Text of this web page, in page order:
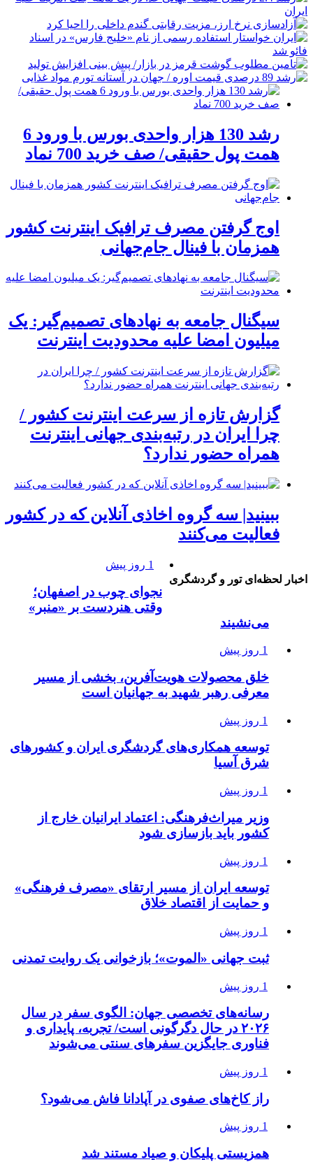
رشد 130 هزار واحدی بورس با ورود 6
همت پول حقیقی/ صف خرید 700 نماد
اوج گرفتن مصرف ترافیک اینترنت کشور
همزمان با فینال جام‌جهانی
سیگنال جامعه به نهادهای تصمیم‌گیر: یک
میلیون امضا علیه محدودیت اینترنت
گزارش تازه از سرعت اینترنت کشور /
چرا ایران در رتبه‌بندی جهانی اینترنت
همراه حضور ندارد؟
ببینید| سه گروه اخاذی آنلاین که در کشور
فعالیت می‌کنند
اخبار لحظه‌ای تور و گردشگری
1 روز پیش
نجوای چوب در اصفهان؛
وقتی هنردست بر «منبر»
می‌نشیند
1 روز پیش
خلق محصولات هویت‌آفرین، بخشی از مسیر
معرفی رهبر شهید به جهانیان است
1 روز پیش
توسعه همکاری‌های گردشگری ایران و کشورهای
شرق آسیا
1 روز پیش
وزیر میراث‌فرهنگی: اعتماد ایرانیان خارج از
کشور باید بازسازی شود
1 روز پیش
توسعه ایران از مسیر ارتقای «مصرف فرهنگی»
و حمایت از اقتصاد خلاق
1 روز پیش
ثبت جهانی «الموت»؛ بازخوانی یک روایت تمدنی
1 روز پیش
رسانه‌های تخصصی جهان: الگوی سفر در سال
۲۰۲۶ در حال دگرگونی است/ تجربه، پایداری و
فناوری جایگزین سفرهای سنتی می‌شوند
1 روز پیش
راز کاخ‌های صفوی در آپادانا فاش می‌شود؟
1 روز پیش
همزیستی پلیکان و صیاد مستند شد